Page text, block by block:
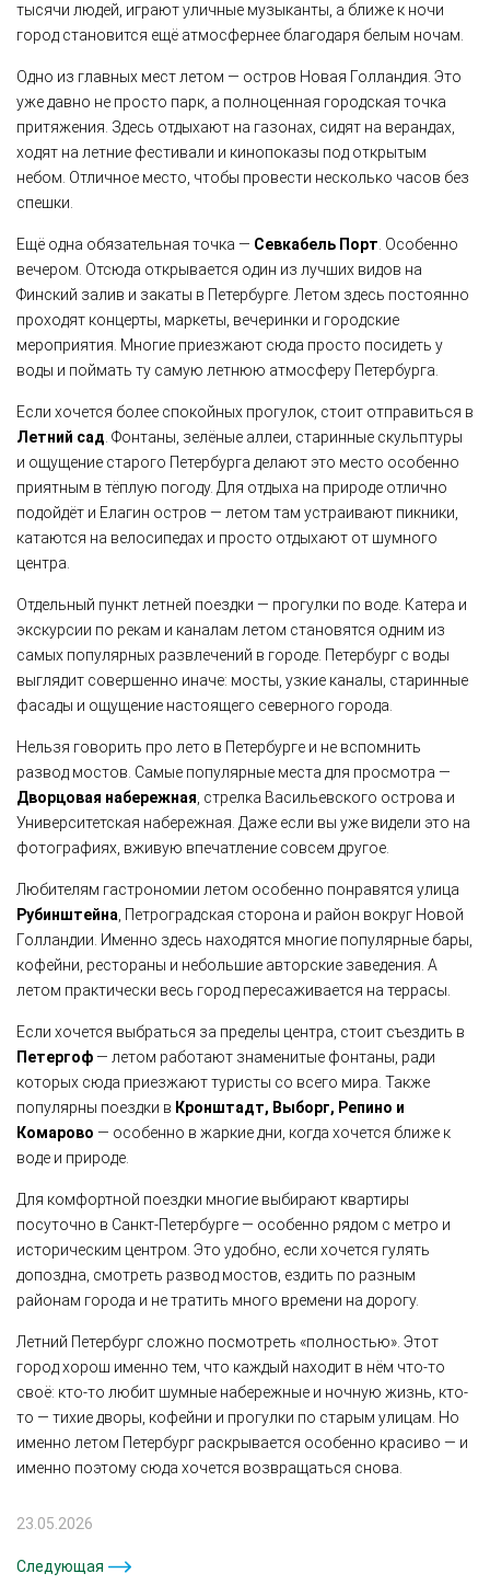
тысячи людей, играют уличные музыканты, а ближе к ночи
город становится ещё атмосфернее благодаря белым ночам.
Одно из главных мест летом — остров Новая Голландия. Это
уже давно не просто парк, а полноценная городская точка
притяжения. Здесь отдыхают на газонах, сидят на верандах,
ходят на летние фестивали и кинопоказы под открытым
небом. Отличное место, чтобы провести несколько часов без
спешки.
Ещё одна обязательная точка — Севкабель Порт . Особенно
вечером. Отсюда открывается один из лучших видов на
Финский залив и закаты в Петербурге. Летом здесь постоянно
проходят концерты, маркеты, вечеринки и городские
мероприятия. Многие приезжают сюда просто посидеть у
воды и поймать ту самую летнюю атмосферу Петербурга.
Если хочется более спокойных прогулок, стоит отправиться в
Летний сад . Фонтаны, зелёные аллеи, старинные скульптуры
и ощущение старого Петербурга делают это место особенно
приятным в тёплую погоду. Для отдыха на природе отлично
подойдёт и Елагин остров — летом там устраивают пикники,
катаются на велосипедах и просто отдыхают от шумного
центра.
Отдельный пункт летней поездки — прогулки по воде. Катера и
экскурсии по рекам и каналам летом становятся одним из
самых популярных развлечений в городе. Петербург с воды
выглядит совершенно иначе: мосты, узкие каналы, старинные
фасады и ощущение настоящего северного города.
Нельзя говорить про лето в Петербурге и не вспомнить
развод мостов. Самые популярные места для просмотра —
Дворцовая набережная , стрелка Васильевского острова и
Университетская набережная. Даже если вы уже видели это на
фотографиях, вживую впечатление совсем другое.
Любителям гастрономии летом особенно понравятся улица
Рубинштейна , Петроградская сторона и район вокруг Новой
Голландии. Именно здесь находятся многие популярные бары,
кофейни, рестораны и небольшие авторские заведения. А
летом практически весь город пересаживается на террасы.
Если хочется выбраться за пределы центра, стоит съездить в
Петергоф— летом работают знаменитые фонтаны, ради
которых сюда приезжают туристы со всего мира. Также
популярны поездки в Кронштадт, Выборг, Репино и
Комарово — особенно в жаркие дни, когда хочется ближе к
воде и природе.
Для комфортной поездки многие выбирают квартиры
посуточно в Санкт-Петербурге — особенно рядом с метро и
историческим центром. Это удобно, если хочется гулять
допоздна, смотреть развод мостов, ездить по разным
районам города и не тратить много времени на дорогу.
Летний Петербург сложно посмотреть «полностью». Этот
город хорош именно тем, что каждый находит в нём что-то
своё: кто-то любит шумные набережные и ночную жизнь, кто-
то — тихие дворы, кофейни и прогулки по старым улицам. Но
именно летом Петербург раскрывается особенно красиво — и
именно поэтому сюда хочется возвращаться снова.
23.05.2026
Следующая